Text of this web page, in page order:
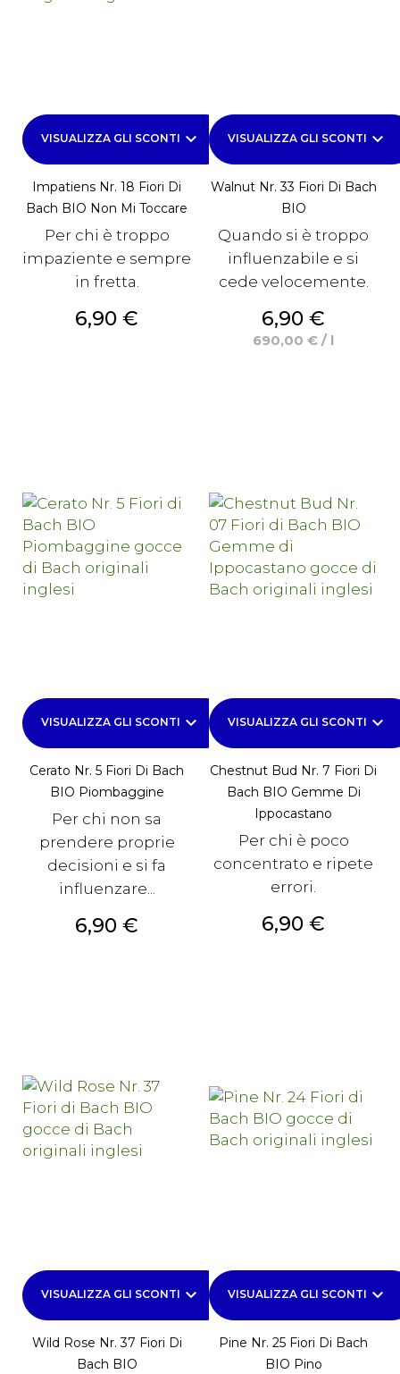
VISUALIZZA GLI SCONTI keyboard_arrow_down
Impatiens Nr. 18 Fiori Di
Bach BIO Non Mi Toccare
Per chi è troppo
impaziente e sempre
in fretta.
Prezzo
6,90 €
VISUALIZZA GLI SCONTI keyboard_arrow_down
Walnut Nr. 33 Fiori Di Bach
BIO
Quando si è troppo
influenzabile e si
cede velocemente.
Prezzo
6,90 €
690,00 € / l
VISUALIZZA GLI SCONTI keyboard_arrow_down
Cerato Nr. 5 Fiori Di Bach
BIO Piombaggine
Per chi non sa
prendere proprie
decisioni e si fa
influenzare...
Prezzo
6,90 €
VISUALIZZA GLI SCONTI keyboard_arrow_down
Chestnut Bud Nr. 7 Fiori Di
Bach BIO Gemme Di
Ippocastano
Per chi è poco
concentrato e ripete
errori.
Prezzo
6,90 €
VISUALIZZA GLI SCONTI keyboard_arrow_down
Wild Rose Nr. 37 Fiori Di
Bach BIO
VISUALIZZA GLI SCONTI keyboard_arrow_down
Pine Nr. 25 Fiori Di Bach
BIO Pino